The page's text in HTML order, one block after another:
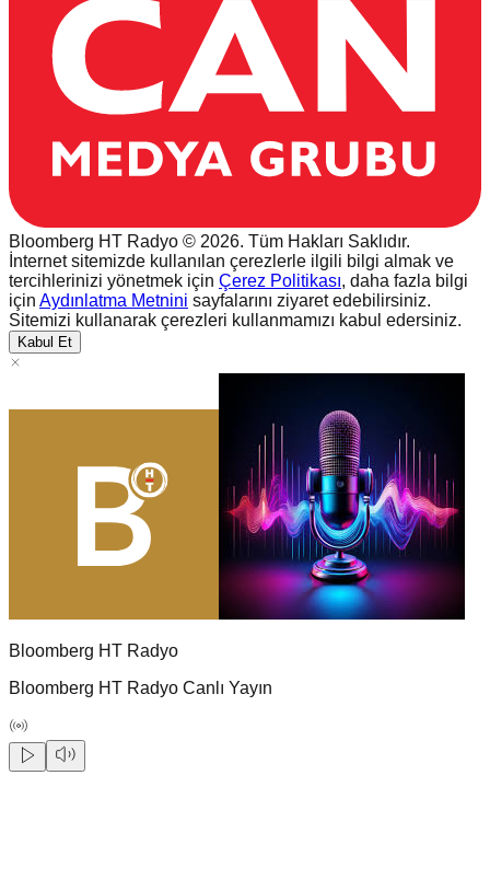
Bloomberg HT Radyo © 2026. Tüm Hakları Saklıdır.
İnternet sitemizde kullanılan çerezlerle ilgili bilgi almak ve
tercihlerinizi yönetmek için Çerez Politikası, daha fazla bilgi
için Aydınlatma Metnini sayfalarını ziyaret edebilirsiniz.
Sitemizi kullanarak çerezleri kullanmamızı kabul edersiniz.
Kabul Et
Bloomberg HT Radyo
Bloomberg HT Radyo Canlı Yayın